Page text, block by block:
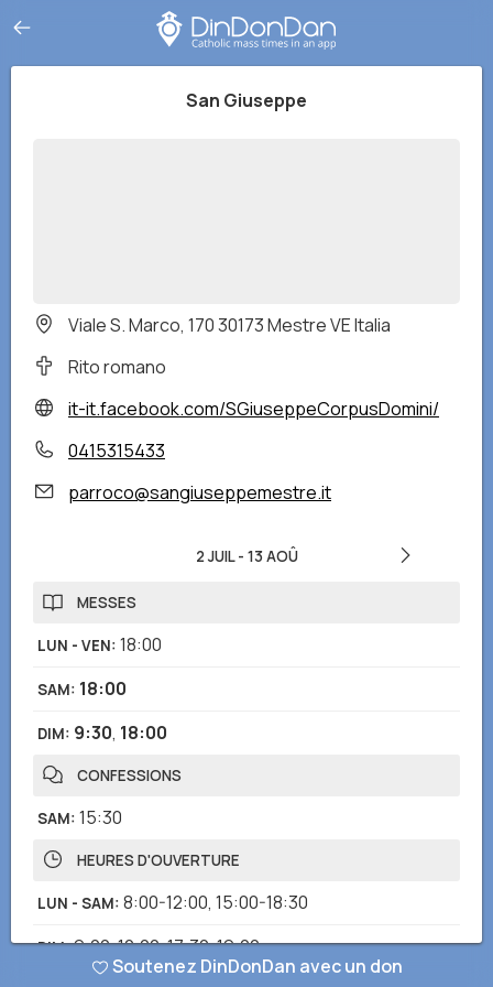
San Giuseppe
Viale S. Marco, 170 30173 Mestre VE Italia
Rito romano
it-it.facebook.com/SGiuseppeCorpusDomini/
0415315433
parroco@sangiuseppemestre.it
2 JUIL- 13 AOÛ
MESSES
LUN - VEN: 18:00
SAM: 18:00
DIM: 9:30, 18:00
CONFESSIONS
SAM: 15:30
HEURES D'OUVERTURE
LUN - SAM: 8:00-12:00, 15:00-18:30
DIM:9:00-12:00,17:30-19:00
Soutenez DinDonDan avec un don